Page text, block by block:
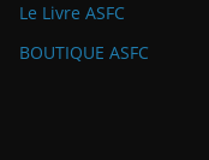
Le Livre ASFC
BOUTIQUE ASFC